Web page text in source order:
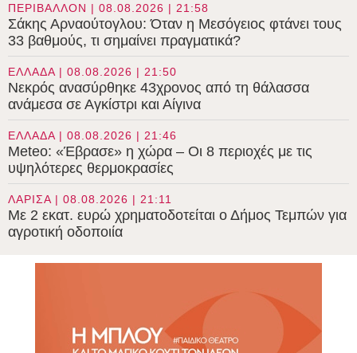
ΠΕΡΙΒΑΛΛΟΝ | 08.08.2026 | 21:58
Σάκης Αρναούτογλου: Όταν η Μεσόγειος φτάνει τους
33 βαθμούς, τι σημαίνει πραγματικά?
ΕΛΛΑΔΑ | 08.08.2026 | 21:50
Νεκρός ανασύρθηκε 43χρονος από τη θάλασσα
ανάμεσα σε Αγκίστρι και Αίγινα
ΕΛΛΑΔΑ | 08.08.2026 | 21:46
Meteo: «Έβρασε» η χώρα – Οι 8 περιοχές με τις
υψηλότερες θερμοκρασίες
ΛΑΡΙΣΑ | 08.08.2026 | 21:11
Με 2 εκατ. ευρώ χρηματοδοτείται ο Δήμος Τεμπών για
αγροτική οδοποιία